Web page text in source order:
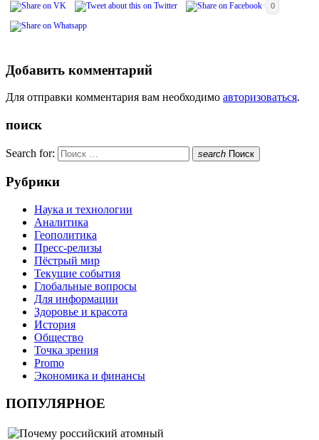
0
Добавить комментарий
Для отправки комментария вам необходимо авторизоваться.
поиск
Search for: search Поиск
Рубрики
Наука и технологии
Аналитика
Геополитика
Пресс-релизы
Пёстрый мир
Текущие события
Глобальные вопросы
Для информации
Здоровье и красота
История
Общество
Точка зрения
Promo
Экономика и финансы
ПОПУЛЯРНОЕ